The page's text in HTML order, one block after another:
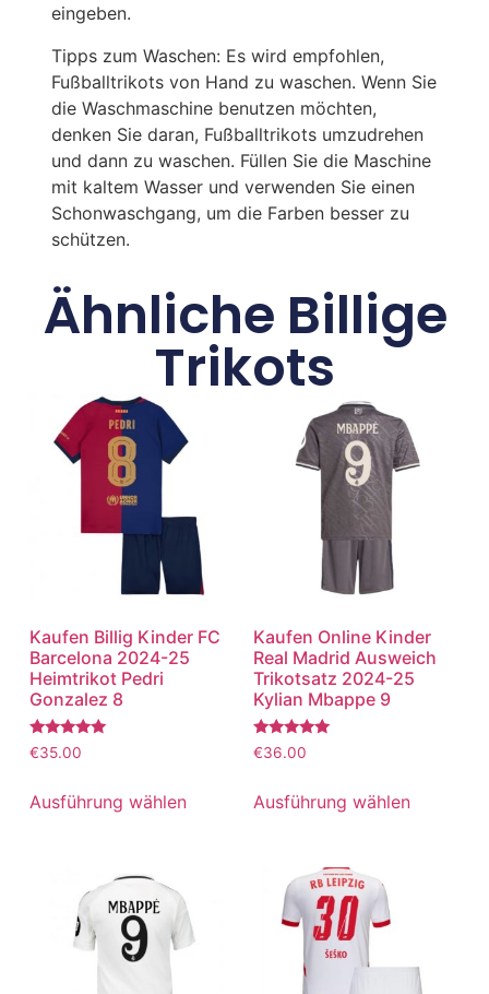
eingeben.
Tipps zum Waschen: Es wird empfohlen,
Fußballtrikots von Hand zu waschen. Wenn Sie
die Waschmaschine benutzen möchten,
denken Sie daran, Fußballtrikots umzudrehen
und dann zu waschen. Füllen Sie die Maschine
mit kaltem Wasser und verwenden Sie einen
Schonwaschgang, um die Farben besser zu
schützen.
Ähnliche Billige
Trikots
Kaufen Billig Kinder FC
Barcelona 2024-25
Heimtrikot Pedri
Gonzalez 8
Bewertet
mit
von 5
€35.00
Ausführung wählen
Kaufen Online Kinder
Real Madrid Ausweich
Trikotsatz 2024-25
Kylian Mbappe 9
Bewertet
mit
von 5
€36.00
Ausführung wählen